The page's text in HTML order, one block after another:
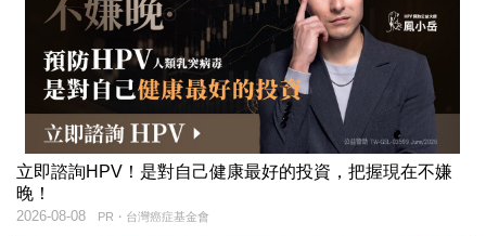
立即諮詢HPV！是對自己健康最好的投資，把握現在不嫌
晚！
PR・台灣癌症基金會
2026-08-08